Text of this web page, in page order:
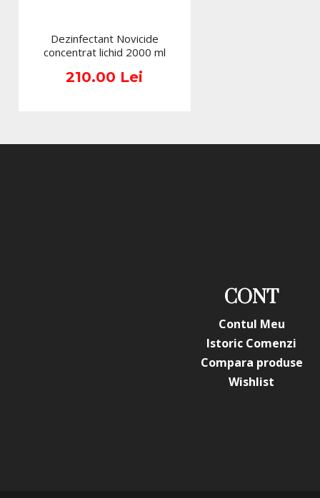
Dezinfectant Novicide
concentrat lichid 2000 ml
210.00 Lei
CONT
Contul Meu
Istoric Comenzi
Compara produse
Wishlist